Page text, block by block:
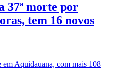
37ª morte por
tem 16 novos